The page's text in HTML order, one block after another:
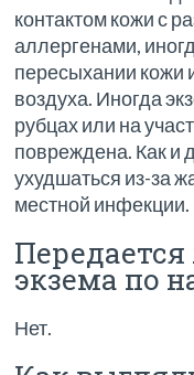
контактом кожи с
аллергенами,
пересыхании кожи
воздуха. Иногда
рубцах или на
повреждена. Как и
ухудшаться из-за
местной инфекции.
экзема по
Нет.